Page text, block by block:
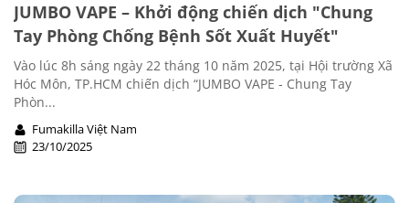
JUMBO VAPE – Khởi động chiến dịch "Chung
Tay Phòng Chống Bệnh Sốt Xuất Huyết"
Vào lúc 8h sáng ngày 22 tháng 10 năm 2025, tại Hội trường Xã
Hóc Môn, TP.HCM chiến dịch “JUMBO VAPE - Chung Tay
Phòn...
Fumakilla Việt Nam
23/10/2025